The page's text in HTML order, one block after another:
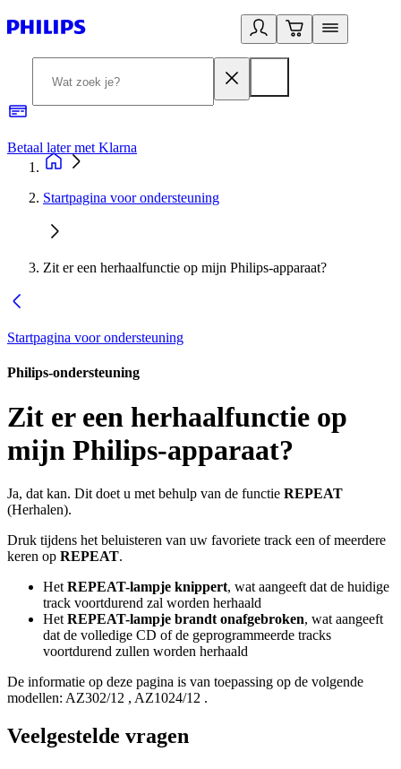
Betaal later met Klarna
Startpagina voor ondersteuning
Zit er een herhaalfunctie op mijn Philips-apparaat?
Startpagina voor ondersteuning
Philips-ondersteuning
Zit er een herhaalfunctie op
mijn Philips-apparaat?
Ja, dat kan. Dit doet u met behulp van de functie REPEAT
(Herhalen).
Druk tijdens het beluisteren van uw favoriete track een of meerdere
keren op REPEAT.
Het REPEAT-lampje knippert, wat aangeeft dat de huidige
track voortdurend zal worden herhaald
Het REPEAT-lampje brandt onafgebroken, wat aangeeft
dat de volledige CD of de geprogrammeerde tracks
voortdurend zullen worden herhaald
De informatie op deze pagina is van toepassing op de volgende
modellen: AZ302/12 , AZ1024/12 .
Veelgestelde vragen